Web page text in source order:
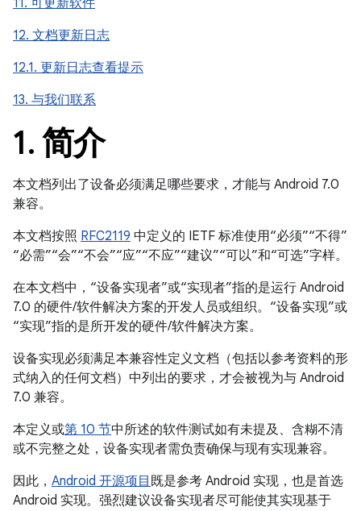
11. 可更新软件
12. 文档更新日志
12.1. 更新日志查看提示
13. 与我们联系
1. 简介
本文档列出了设备必须满足哪些要求，才能与 Android 7.0
兼容。
本文档按照 RFC2119 中定义的 IETF 标准使用“必须”“不得”
“必需”“会”“不会”“应”“不应”“建议”“可以”和“可选”字样。
在本文档中，“设备实现者”或“实现者”指的是运行 Android
7.0 的硬件/软件解决方案的开发人员或组织。“设备实现”或
“实现”指的是所开发的硬件/软件解决方案。
设备实现必须满足本兼容性定义文档（包括以参考资料的形
式纳入的任何文档）中列出的要求，才会被视为与 Android
7.0 兼容。
本定义或第 10 节中所述的软件测试如有未提及、含糊不清
或不完整之处，设备实现者需负责确保与现有实现兼容。
因此， Android 开源项目 既是参考 Android 实现，也是首选
Android 实现。强烈建议设备实现者尽可能使其实现基于